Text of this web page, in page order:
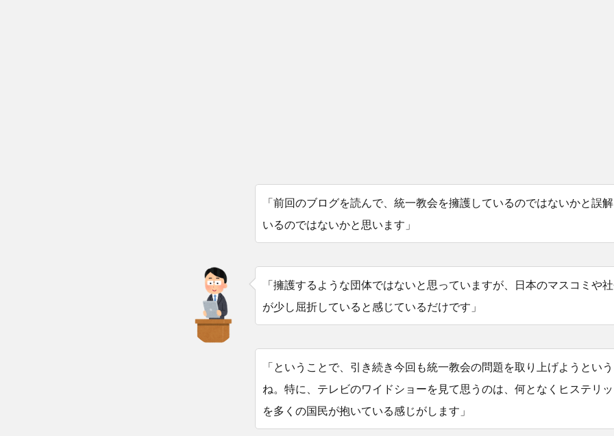
「前回のブログを読んで、統一教会を擁護しているのではないかと誤
いるのではないかと思います」
「擁護するような団体ではないと思っていますが、日本のマスコミや
が少し屈折していると感じているだけです」
「ということで、引き続き今回も統一教会の問題を取り上げようとい
ね。特に、テレビのワイドショーを見て思うのは、何となくヒステリ
を多くの国民が抱いている感じがします」